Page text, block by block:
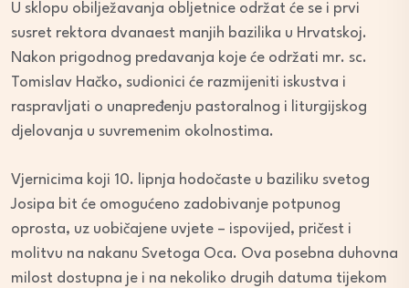
U sklopu obilježavanja obljetnice održat će se i prvi
susret rektora dvanaest manjih bazilika u Hrvatskoj.
Nakon prigodnog predavanja koje će održati mr. sc.
Tomislav Hačko, sudionici će razmijeniti iskustva i
raspravljati o unapređenju pastoralnog i liturgijskog
djelovanja u suvremenim okolnostima.
Vjernicima koji 10. lipnja hodočaste u baziliku svetog
Josipa bit će omogućeno zadobivanje potpunog
oprosta, uz uobičajene uvjete – ispovijed, pričest i
molitvu na nakanu Svetoga Oca. Ova posebna duhovna
milost dostupna je i na nekoliko drugih datuma tijekom